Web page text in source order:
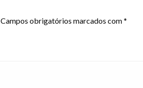
Campos obrigatórios marcados com*